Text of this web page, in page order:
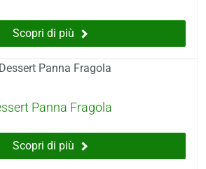
Scopri di più
Panna Fragola
Scopri di più